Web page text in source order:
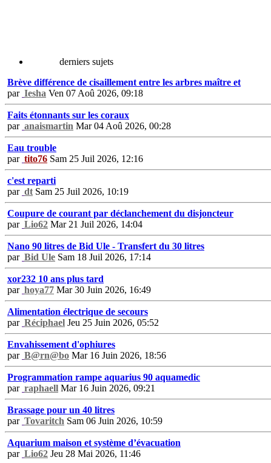
derniers sujets
Brève différence de cisaillement entre les arbres maître et
par Iesha Ven 07 Aoû 2026, 09:18
Faits étonnants sur les coraux
par anaismartin Mar 04 Aoû 2026, 00:28
Eau trouble
par tito76 Sam 25 Juil 2026, 12:16
c'est reparti
par dt Sam 25 Juil 2026, 10:19
Coupure de courant par déclanchement du disjoncteur
par Lio62 Mar 21 Juil 2026, 14:04
Nano 90 litres de Bid Ule - Transfert du 30 litres
par Bid Ule Sam 18 Juil 2026, 17:14
xor232 10 ans plus tard
par hoya77 Mar 30 Juin 2026, 16:49
Alimentation électrique de secours
par Réciphael Jeu 25 Juin 2026, 05:52
Envahissement d'ophiures
par B@rn@bo Mar 16 Juin 2026, 18:56
Programmation rampe aquarius 90 aquamedic
par raphaell Mar 16 Juin 2026, 09:21
Brassage pour un 40 litres
par Tovaritch Sam 06 Juin 2026, 10:59
Aquarium maison et système d’évacuation
par Lio62 Jeu 28 Mai 2026, 11:46